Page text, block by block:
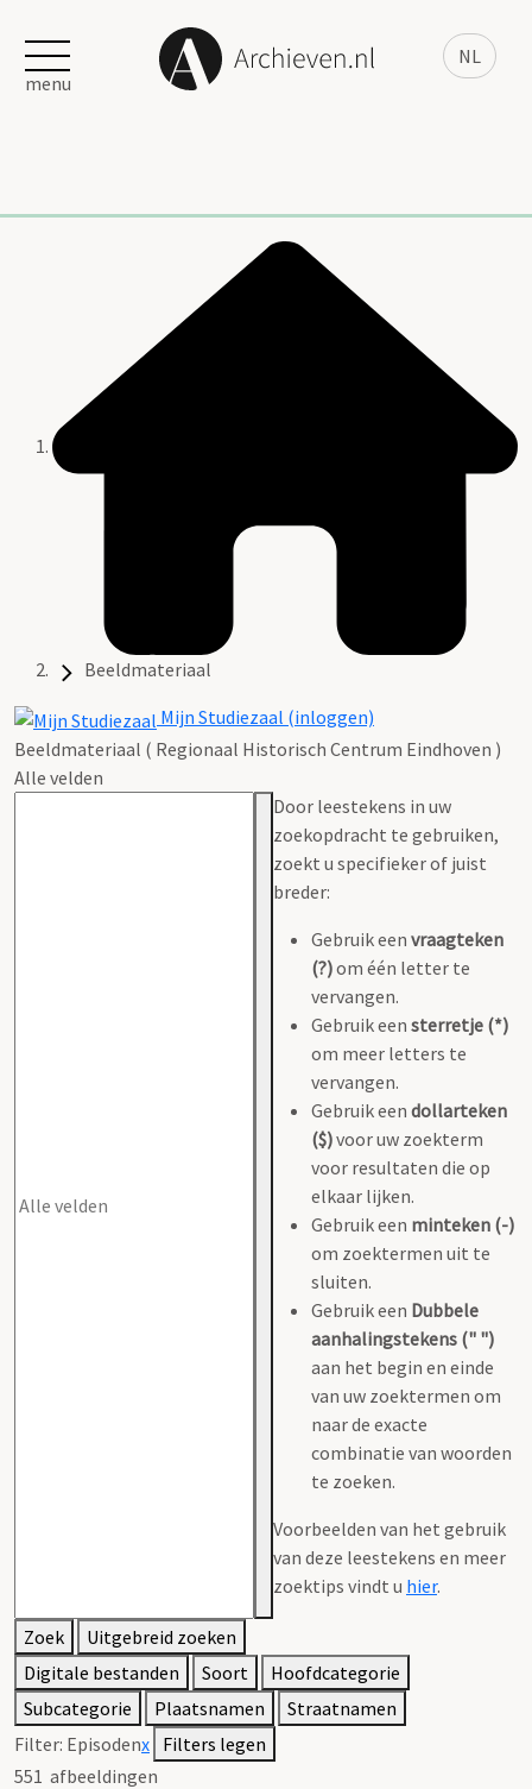
NL
menu
Beeldmateriaal
Mijn Studiezaal (inloggen)
Beeldmateriaal ( Regionaal Historisch Centrum Eindhoven )
Alle velden
Door leestekens in uw
zoekopdracht te gebruiken,
zoekt u specifieker of juist
breder:
Gebruik een vraagteken
(?)om één letter te
vervangen.
Gebruik een sterretje (*)
om meer letters te
vervangen.
Gebruik een dollarteken
($)voor uw zoekterm
voor resultaten die op
elkaar lijken.
Gebruik een minteken (-)
om zoektermen uit te
sluiten.
Gebruik een Dubbele
aanhalingstekens (" ")
aan het begin en einde
van uw zoektermen om
naar de exacte
combinatie van woorden
te zoeken.
Voorbeelden van het gebruik
van deze leestekens en meer
zoektips vindt u hier.
Zoek
Uitgebreid zoeken
Digitale bestanden
Soort
Hoofdcategorie
Subcategorie
Plaatsnamen
Straatnamen
Filter: Episodenx Filters legen
551 afbeeldingen